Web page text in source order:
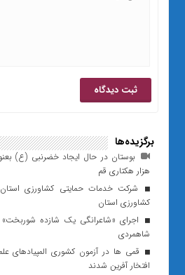
برگزیده‌ها
بوستان در حال ایجاد خضرنبی (ع)
هزار هکتاری قم
شرکت خدمات حمایتی کشاورزی
کشاورزی استان
اجرای «شاعرانگی یک شازده
شاهمردی
افتخار آفرین شدند